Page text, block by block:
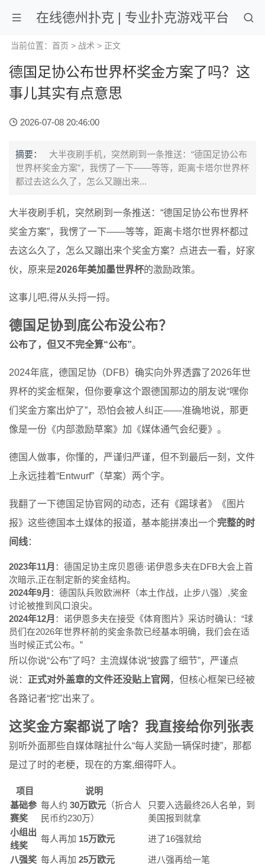
在线德州扑克 | 专业扑克游戏平台
当前位置： 首页 > 战术 > 正文
德国足协公布世界杯奖金方案了吗？这
事儿其实有点意思
2026-07-08 20:46:00
摘要：
大半夜刷手机，突然刷到一条推送：“德国足协公布
世界杯奖金方案”，我愣了一下——等等，距离卡塔尔世界杯
都过去这么久了，怎么又蹦出来...
大半夜刷手机，突然刷到一条推送：“德国足协公布世界杯
奖金方案”，我愣了一下——等等，距离卡塔尔世界杯都过
去这么久了，怎么又蹦出来个奖金方案？点进去一看，好家
伙，原来是2026年美加墨世界杯的激励政策。
这事儿吧,得从头捋一捋。
德国足协到底公布没公布？
公布了，但又不完全算“公布”。
2024年底，德国足协（DFB）确实向外界透露了2026年世
界杯的奖金框架，但你要拿这个跟德国那边的朋友说“嘿你
们奖金方案出炉了”，恐怕会被人纠正——准确地说，那更
像是一份《内部激励草案》加《媒体通气会纪要》。
德国人做事，你懂的，严谨归严谨，但不到最后一刻，文件
上永远挂着“Entwurf”（草案）两个字。
我翻了一下德国足协官网的动态，还有《踢球者》《图片
报》这些德国本土媒体的报道，基本能拼凑出一个完整的时
间线：
2023年11月 ：德国足协主席贝恩德·诺伊恩多夫在DFB大会上首
次暗示,正在制定新的奖金结构。
2024年9月 ：德国队兵败欧洲杯（本土作战，止步八强）,奖金
讨论被推到风口浪尖。
2024年12月 ：诺伊恩多夫在接受《体育图片》采访时确认：“球
员们在2026年世界杯前的奖金条款已经基本明确，我们会在适
当时候正式公布。”
所以你说“公布”了吗？主流媒体说“披露了细节”，严谨点
说： 正式对外盖章的文件还没贴上官网 ，但核心框架已经被
各路记者“挖”出来了。
这奖金方案都说了啥？我直接给你列张表
别听外面那些自媒体瞎扯什么“每人奖励一辆保时捷”，那都
是过了时的老梗，现在的方案,细得吓人。
项目
说明
基础参
赛奖
每人约 30万欧元 （折合人
民币约230万）
只要入选最终26人名单，到
美国报到就拿
小组出
线奖
每人再加 15万欧元 进了16强就给
八强奖 每人再加 25万欧元
进八强再给一笔